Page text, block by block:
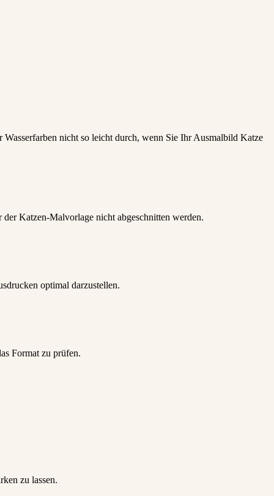
nicht so leicht durch, wenn Sie Ihr Ausmalbild Katze
Katzen-Malvorlage nicht abgeschnitten werden.
optimal darzustellen.
Format zu prüfen.
zu lassen.